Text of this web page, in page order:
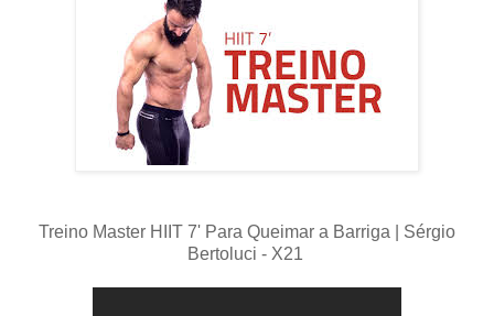
Treino Master HIIT 7' Para Queimar a Barriga | Sérgio
Bertoluci - X21